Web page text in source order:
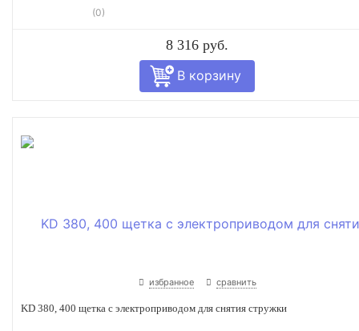
(0)
8 316 руб.
избранное сравнить
KD 380, 400 щетка с электроприводом для снятия стружки